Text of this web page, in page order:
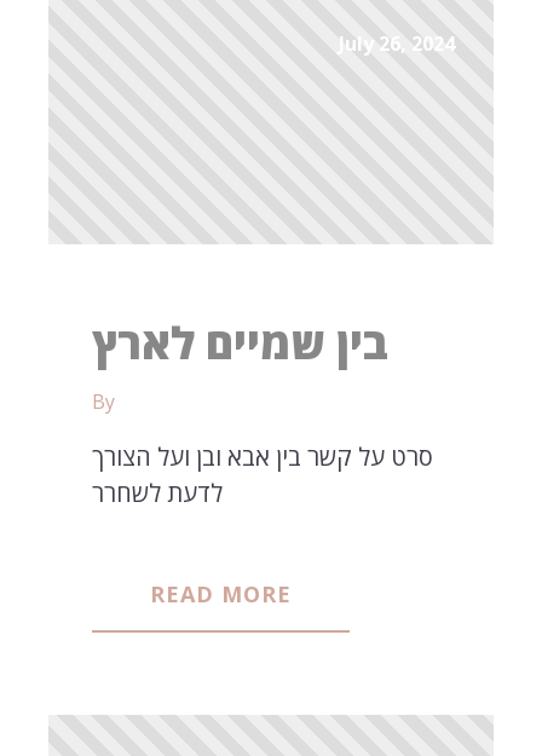
July 26, 2024
בין שמיים לארץ
By
סרט על קשר בין אבא ובן ועל הצורך
לדעת לשחרר
READ MORE